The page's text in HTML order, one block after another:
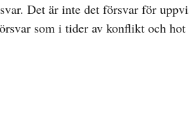
Det är inte det försvar för
som i tider av konflikt och hot